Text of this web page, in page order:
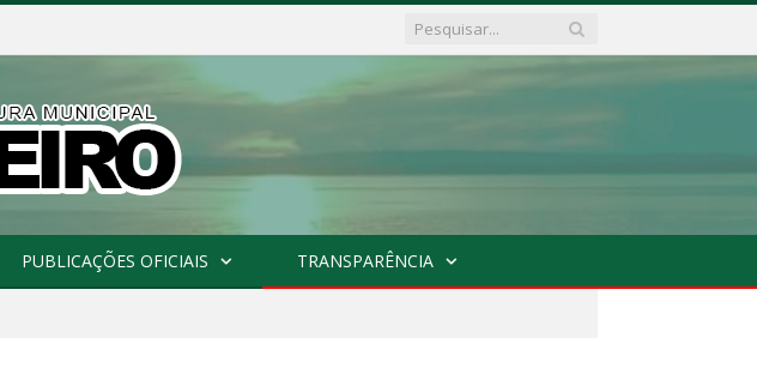
PUBLICAÇÕES OFICIAIS TRANSPARÊNCIA